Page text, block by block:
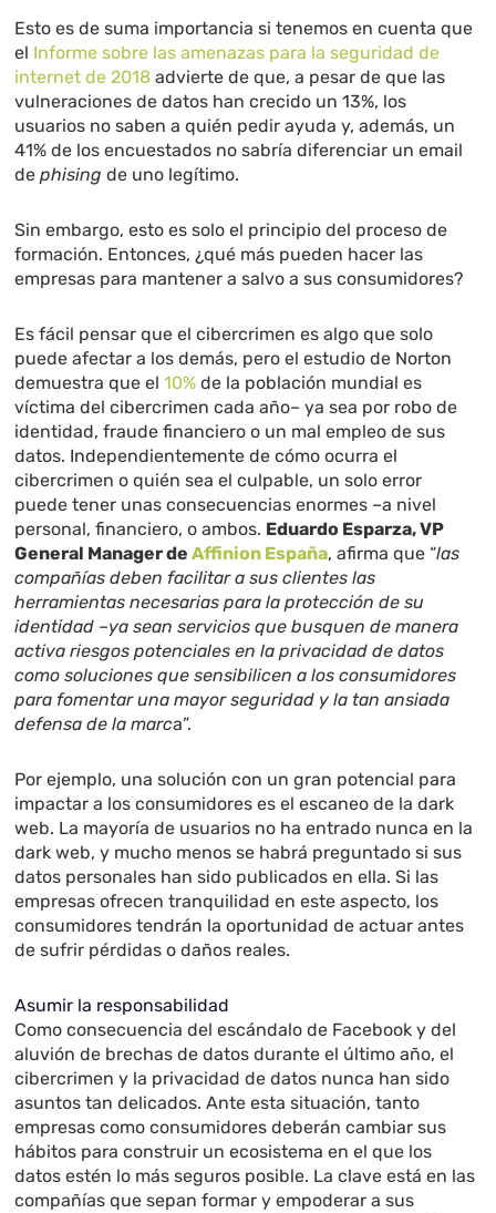
Esto es de suma importancia si tenemos en cuenta que
el Informe sobre las amenazas para la seguridad de
internet de 2018 advierte de que, a pesar de que las
vulneraciones de datos han crecido un 13%, los
usuarios no saben a quién pedir ayuda y, además, un
41% de los encuestados no sabría diferenciar un email
dephising de uno legítimo.
Sin embargo, esto es solo el principio del proceso de
formación. Entonces, ¿qué más pueden hacer las
empresas para mantener a salvo a sus consumidores?
Es fácil pensar que el cibercrimen es algo que solo
puede afectar a los demás, pero el estudio de Norton
demuestra que el10% de la población mundial es
víctima del cibercrimen cada año– ya sea por robo de
identidad, fraude financiero o un mal empleo de sus
datos. Independientemente de cómo ocurra el
cibercrimen o quién sea el culpable, un solo error
puede tener unas consecuencias enormes –a nivel
personal, financiero, o ambos. Eduardo Esparza, VP
General Manager deAffinion España, afirma que “las
compañías deben facilitar a sus clientes las
herramientas necesarias para la protección de su
identidad –ya sean servicios que busquen de manera
activa riesgos potenciales en la privacidad de datos
como soluciones que sensibilicen a los consumidores
para fomentar una mayor seguridad y la tan ansiada
defensa de la marca”.
Por ejemplo, una solución con un gran potencial para
impactar a los consumidores es el escaneo de la dark
web. La mayoría de usuarios no ha entrado nunca en la
dark web, y mucho menos se habrá preguntado si sus
datos personales han sido publicados en ella. Si las
empresas ofrecen tranquilidad en este aspecto, los
consumidores tendrán la oportunidad de actuar antes
de sufrir pérdidas o daños reales.
Asumir la responsabilidad
Como consecuencia del escándalo de Facebook y del
aluvión de brechas de datos durante el último año, el
cibercrimen y la privacidad de datos nunca han sido
asuntos tan delicados. Ante esta situación, tanto
empresas como consumidores deberán cambiar sus
hábitos para construir un ecosistema en el que los
datos estén lo más seguros posible. La clave está en las
compañías que sepan formar y empoderar a sus